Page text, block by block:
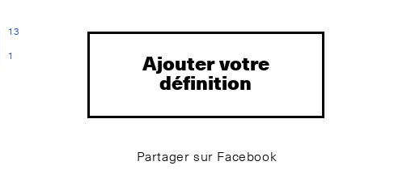
13
1
Ajouter votre
définition
Partager sur Facebook